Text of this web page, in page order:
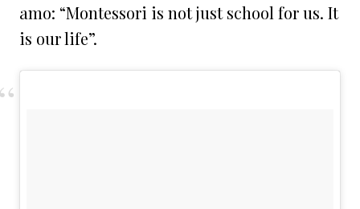
amo: “Montessori is not just school for us. It
is our life”.